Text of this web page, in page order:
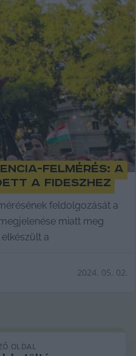
felmérés: A
a Fideszhez
feldolgozását a
miatt meg
a
2024. 05. 02.
OLDAL